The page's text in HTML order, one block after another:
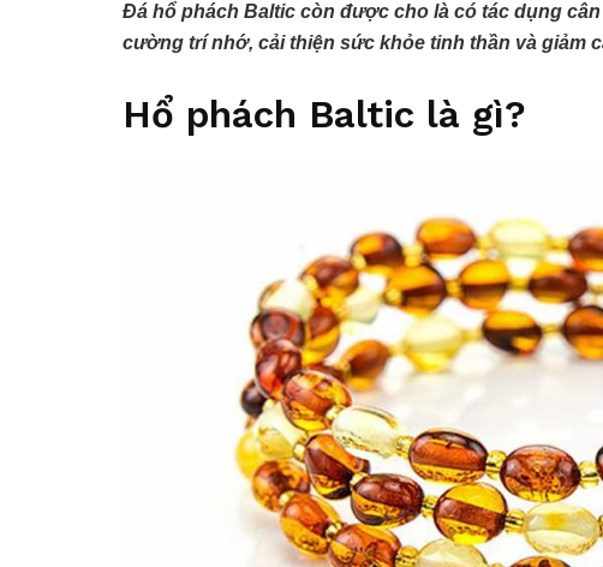
Đá hổ phách Baltic còn được cho là có tác dụng
cường trí nhớ, cải thiện sức khỏe tinh thần và giảm
Hổ phách Baltic là gì?